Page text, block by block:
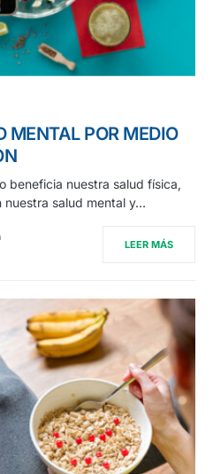
MENTAL POR MEDIO
beneficia nuestra salud física,
nuestra salud mental y…
LEER MÁS